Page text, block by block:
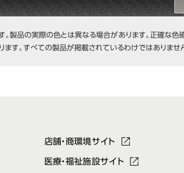
製品の実際の色とは異なる場合があります。正確な
す。すべての製品が掲載されているわけではありませ
店舗・商環境サイト
医療・福祉施設サイト